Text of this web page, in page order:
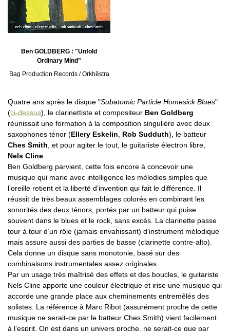
Ben GOLDBERG : "Unfold
Ordinary Mind"
Bag Production Records / Orkhêstra
Quatre ans après le disque "Subatomic Particle Homesick Blues"
(ci-dessus), le clarinettiste et compositeur Ben Goldberg
réunissait une formation à la composition singulière avec deux
saxophones ténor (Ellery Eskelin Rob Sudduth), le batteur
Ches Smith , et pour agiter le tout, le guitariste électron libre,
Nels Cline
Ben Goldberg parvient, cette fois encore à concevoir une
musique qui marie avec intelligence les mélodies simples que
l’oreille retient et la liberté d’invention qui fait le différence. Il
réussit de très beaux assemblages colorés en combinant les
sonorités des deux ténors, portés par un batteur qui puise
souvent dans le blues et le rock, sans excès. La clarinette passe
tour à tour d’un rôle (jamais envahissant) d’instrument mélodique
mais assure aussi des parties de basse (clarinette contre-alto).
Cela donne un disque sans monotonie, basé sur des
combinaisons instrumentales assez originales.
Par un usage très maîtrisé des effets et des boucles, le guitariste
Nels Cline apporte une couleur électrique et irise une musique qui
accorde une grande place aux cheminements entremêlés des
solistes. La référence à Marc Ribot (assurément proche de cette
musique ne serait-ce par le batteur Ches Smith) vient facilement
à l’esprit. On est dans un univers proche, ne serait-ce que par